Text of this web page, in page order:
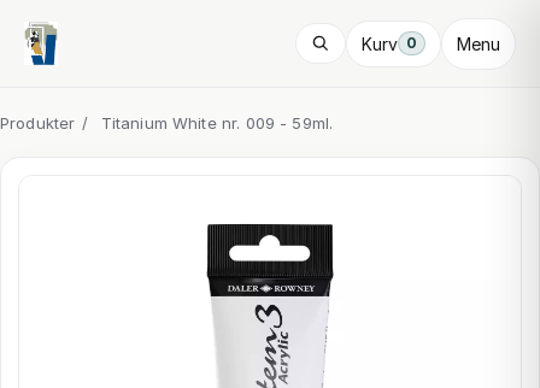
Kurv 0 Menu
Produkter / Titanium White nr. 009 - 59ml.